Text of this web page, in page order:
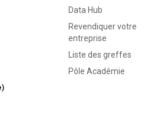
Data Hub
Revendiquer votre
entreprise
Liste des greffes
Pôle Académie